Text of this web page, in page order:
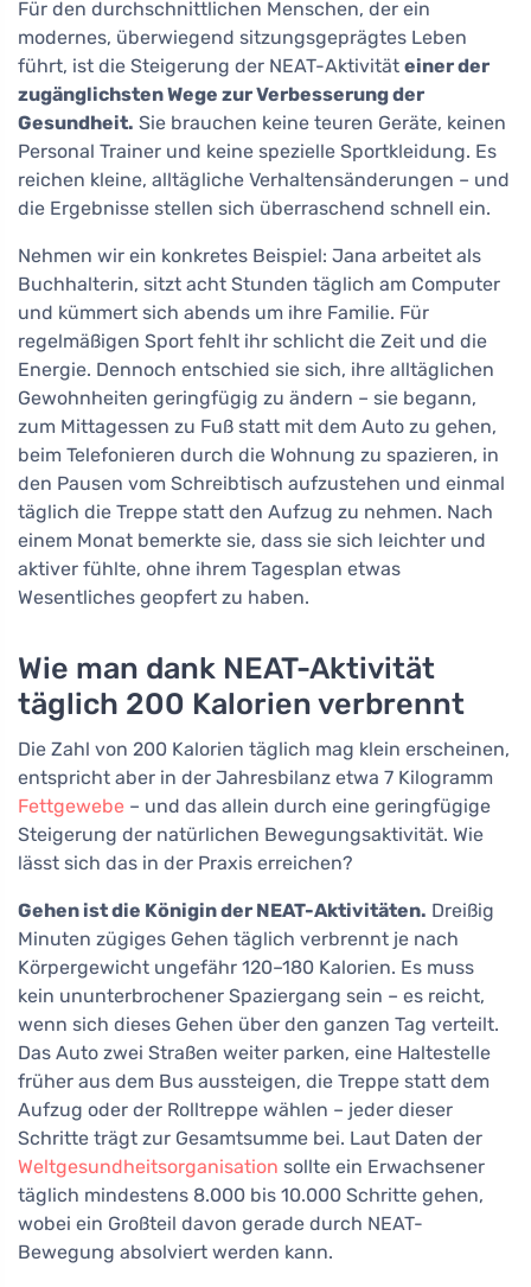
Für den durchschnittlichen Menschen, der ein
modernes, überwiegend sitzungsgeprägtes Leben
führt, ist die Steigerung der NEAT-Aktivität einer der
zugänglichsten Wege zur Verbesserung der
Gesundheit. Sie brauchen keine teuren Geräte, keinen
Personal Trainer und keine spezielle Sportkleidung. Es
reichen kleine, alltägliche Verhaltensänderungen – und
die Ergebnisse stellen sich überraschend schnell ein.
Nehmen wir ein konkretes Beispiel: Jana arbeitet als
Buchhalterin, sitzt acht Stunden täglich am Computer
und kümmert sich abends um ihre Familie. Für
regelmäßigen Sport fehlt ihr schlicht die Zeit und die
Energie. Dennoch entschied sie sich, ihre alltäglichen
Gewohnheiten geringfügig zu ändern – sie begann,
zum Mittagessen zu Fuß statt mit dem Auto zu gehen,
beim Telefonieren durch die Wohnung zu spazieren, in
den Pausen vom Schreibtisch aufzustehen und einmal
täglich die Treppe statt den Aufzug zu nehmen. Nach
einem Monat bemerkte sie, dass sie sich leichter und
aktiver fühlte, ohne ihrem Tagesplan etwas
Wesentliches geopfert zu haben.
Wie man dank NEAT-Aktivität
täglich 200 Kalorien verbrennt
Die Zahl von 200 Kalorien täglich mag klein erscheinen,
entspricht aber in der Jahresbilanz etwa 7 Kilogramm
Fettgewebe – und das allein durch eine geringfügige
Steigerung der natürlichen Bewegungsaktivität. Wie
lässt sich das in der Praxis erreichen?
Gehen ist die Königin der NEAT-Aktivitäten. Dreißig
Minuten zügiges Gehen täglich verbrennt je nach
Körpergewicht ungefähr 120–180 Kalorien. Es muss
kein ununterbrochener Spaziergang sein – es reicht,
wenn sich dieses Gehen über den ganzen Tag verteilt.
Das Auto zwei Straßen weiter parken, eine Haltestelle
früher aus dem Bus aussteigen, die Treppe statt dem
Aufzug oder der Rolltreppe wählen – jeder dieser
Schritte trägt zur Gesamtsumme bei. Laut Daten der
Weltgesundheitsorganisation sollte ein Erwachsener
täglich mindestens 8.000 bis 10.000 Schritte gehen,
wobei ein Großteil davon gerade durch NEAT-
Bewegung absolviert werden kann.